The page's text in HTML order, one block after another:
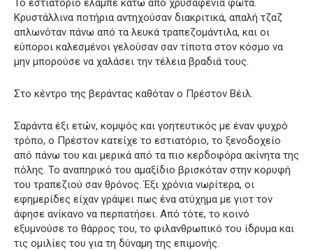
Το εστιατόριο έλαμπε κάτω από χρυσαφένια φώτα.
Κρυστάλλινα ποτήρια αντηχούσαν διακριτικά, απαλή τζαζ
απλωνόταν πάνω από τα λευκά τραπεζομάντιλα, και οι
εύποροι καλεσμένοι γελούσαν σαν τίποτα στον κόσμο να
μην μπορούσε να χαλάσει την τέλεια βραδιά τους.
Στο κέντρο της βεράντας καθόταν ο Πρέστον Βέιλ.
Σαράντα έξι ετών, κομψός και γοητευτικός με έναν ψυχρό
τρόπο, ο Πρέστον κατείχε το εστιατόριο, το ξενοδοχείο
από πάνω του και μερικά από τα πιο κερδοφόρα ακίνητα της
πόλης. Το αναπηρικό του αμαξίδιο βρισκόταν στην κορυφή
του τραπεζιού σαν θρόνος. Έξι χρόνια νωρίτερα, οι
εφημερίδες είχαν γράψει πως ένα ατύχημα με γιοτ τον
άφησε ανίκανο να περπατήσει. Από τότε, το κοινό
εξυμνούσε το θάρρος του, το φιλανθρωπικό του ίδρυμα και
τις ομιλίες του για τη δύναμη της επιμονής.